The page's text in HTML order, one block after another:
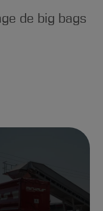
de big bags